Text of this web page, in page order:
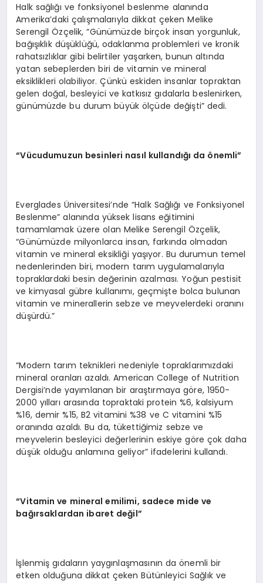
Halk sağlığı ve fonksiyonel beslenme alanında
Amerika’daki çalışmalarıyla dikkat çeken Melike
Serengil Özçelik, “Günümüzde birçok insan yorgunluk,
bağışıklık düşüklüğü, odaklanma problemleri ve kronik
rahatsızlıklar gibi belirtiler yaşarken, bunun altında
yatan sebeplerden biri de vitamin ve mineral
eksiklikleri olabiliyor. Çünkü eskiden insanlar topraktan
gelen doğal, besleyici ve katkısız gıdalarla beslenirken,
günümüzde bu durum büyük ölçüde değişti” dedi.
“Vücudumuzun besinleri nasıl kullandığı da önemli”
Everglades Üniversitesi’nde “Halk Sağlığı ve Fonksiyonel
Beslenme” alanında yüksek lisans eğitimini
tamamlamak üzere olan Melike Serengil Özçelik,
“Günümüzde milyonlarca insan, farkında olmadan
vitamin ve mineral eksikliği yaşıyor. Bu durumun temel
nedenlerinden biri, modern tarım uygulamalarıyla
topraklardaki besin değerinin azalması. Yoğun pestisit
ve kimyasal gübre kullanımı, geçmişte bolca bulunan
vitamin ve minerallerin sebze ve meyvelerdeki oranını
düşürdü.”
“Modern tarım teknikleri nedeniyle topraklarımızdaki
mineral oranları azaldı. American College of Nutrition
Dergisi’nde yayımlanan bir araştırmaya göre, 1950-
2000 yılları arasında topraktaki protein %6, kalsiyum
%16, demir %15, B2 vitamini %38 ve C vitamini %15
oranında azaldı. Bu da, tükettiğimiz sebze ve
meyvelerin besleyici değerlerinin eskiye göre çok daha
düşük olduğu anlamına geliyor” ifadelerini kullandı.
“Vitamin ve mineral emilimi, sadece mide ve
bağırsaklardan ibaret değil”
İşlenmiş gıdaların yaygınlaşmasının da önemli bir
etken olduğuna dikkat çeken Bütünleyici Sağlık ve